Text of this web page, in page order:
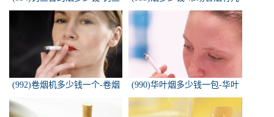
台香烟价格有哪几种规格？
种 各多少钱一包
(992)卷烟机多少钱一个-卷烟
(990)华叶烟多少钱一包-华叶
烟价格多少钱一包